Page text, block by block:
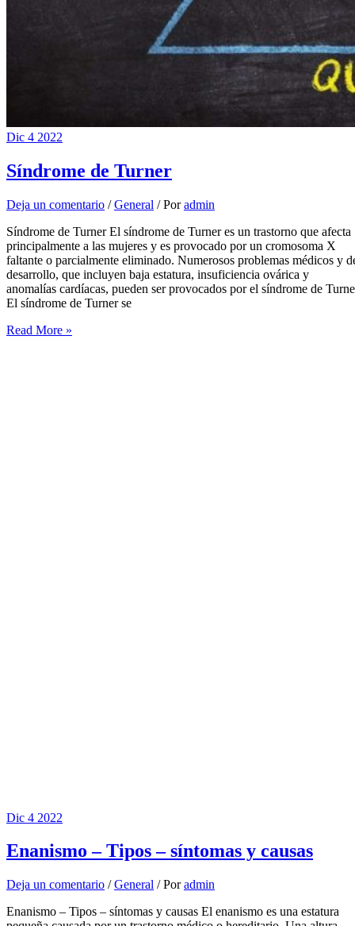
Dic 4 2022
Síndrome de Turner
Deja un comentario /General / Poradmin
Síndrome de Turner El síndrome de Turner es un trastorno que afecta
principalmente a las mujeres y es provocado por un cromosoma X
faltante o parcialmente eliminado. Numerosos problemas médicos y
desarrollo, que incluyen baja estatura, insuficiencia ovárica y
anomalías cardíacas, pueden ser provocados por el síndrome de
El síndrome de Turner se
Síndrome
Read More »
Dic 4 2022
Enanismo – Tipos – síntomas y causas
Deja un comentario /General / Poradmin
Enanismo – Tipos – síntomas y causas El enanismo es una estatura